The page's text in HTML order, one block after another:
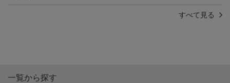
すべて見る
一覧から探す